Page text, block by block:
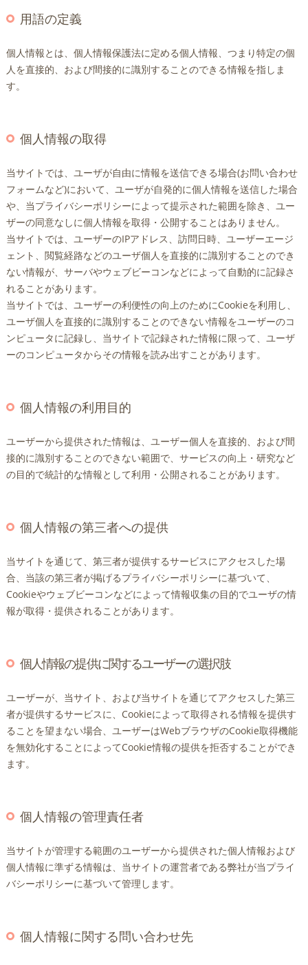
用語の定義
個人情報とは、個人情報保護法に定める個人情報、つまり特定の個
人を直接的、および間接的に識別することのできる情報を指しま
す。
個人情報の取得
当サイトでは、ユーザが自由に情報を送信できる場合(お問い合わせ
フォームなど)において、ユーザが自発的に個人情報を送信した場合
や、当プライバシーポリシーによって提示された範囲を除き、ユー
ザーの同意なしに個人情報を取得・公開することはありません。
当サイトでは、ユーザーのIPアドレス、訪問日時、ユーザーエージ
ェント、閲覧経路などのユーザ個人を直接的に識別することのでき
ない情報が、サーバやウェブビーコンなどによって自動的に記録さ
れることがあります。
当サイトでは、ユーザーの利便性の向上のためにCookieを利用し、
ユーザ個人を直接的に識別することのできない情報をユーザーのコ
ンピュータに記録し、当サイトで記録された情報に限って、ユーザ
ーのコンピュータからその情報を読み出すことがあります。
個人情報の利用目的
ユーザーから提供された情報は、ユーザー個人を直接的、および間
接的に識別することのできない範囲で、サービスの向上・研究など
の目的で統計的な情報として利用・公開されることがあります。
個人情報の第三者への提供
当サイトを通じて、第三者が提供するサービスにアクセスした場
合、当該の第三者が掲げるプライバシーポリシーに基づいて、
Cookieやウェブビーコンなどによって情報収集の目的でユーザの情
報が取得・提供されることがあります。
個人情報の提供に関するユーザーの選択肢
ユーザーが、当サイト、および当サイトを通じてアクセスした第三
者が提供するサービスに、Cookieによって取得される情報を提供す
ることを望まない場合、ユーザーはWebブラウザのCookie取得機能
を無効化することによってCookie情報の提供を拒否することができ
ます。
個人情報の管理責任者
当サイトが管理する範囲のユーザーから提供された個人情報および
個人情報に準ずる情報は、当サイトの運営者である弊社が当プライ
バシーポリシーに基づいて管理します。
個人情報に関する問い合わせ先